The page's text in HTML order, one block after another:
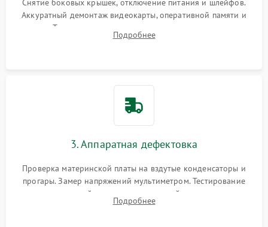
Снятие боковых крышек, отключение питания и шлейфов.
Аккуратный демонтаж видеокарты, оперативной памяти и
кулеров. Тщательная очистка корпуса и радиаторов от пыли
с помощью сжатого воздуха для предотвращения
Подробнее
3. Аппаратная дефектовка
Проверка материнской платы на вздутые конденсаторы и
прогары. Замер напряжений мультиметром. Тестирование
оперативной памяти и накопителей с помощью
диагностического ПО для выявления сбойных секторов и
Подробнее